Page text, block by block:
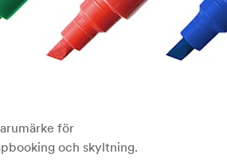
för
och skyltning.